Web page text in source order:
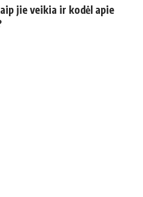
jie veikia ir kodėl apie